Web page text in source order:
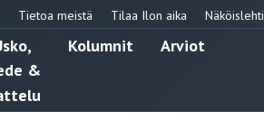
Tietoa meistä Tilaa Ilon aika Näköislehti
&
Kolumnit
Arviot